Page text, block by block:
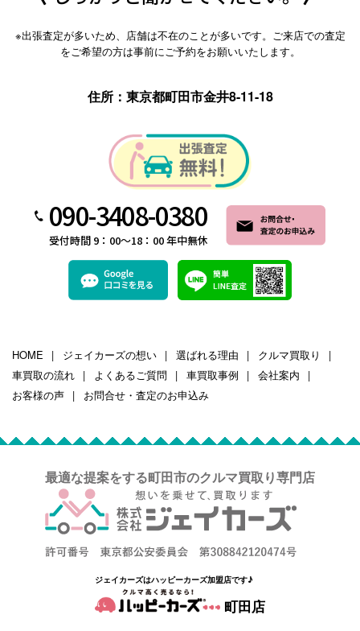
※出張査定が多いため、店舗は不在のことが多いです。ご来店での査定
をご希望の方は事前にご予約をお願いいたします。
住所：東京都町田市金井8-11-18
090-3408-0380
受付時間 9：00～18：00 年中無休
HOME ジェイカーズの想い 選ばれる理由
クルマ買取り
車買取の流れ
よくあるご質問 車買取事例
会社案内
お客様の声
お問合せ・査定のお申込み
最適な提案をする町田市のクルマ買取り専門店
ジェイカーズはハッピーカーズ加盟店です♪
町田店